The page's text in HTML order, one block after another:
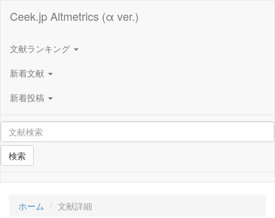
Ceek.jp Altmetrics (α ver.)
文献ランキング
新着文献
新着投稿
検索
ホーム 文献詳細